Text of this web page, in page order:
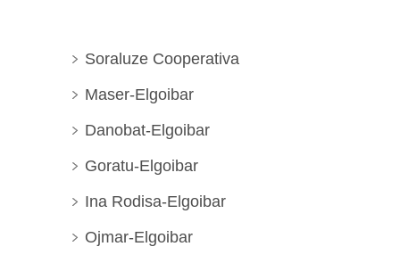
Soraluze Cooperativa
Maser-Elgoibar
Danobat-Elgoibar
Goratu-Elgoibar
Ina Rodisa-Elgoibar
Ojmar-Elgoibar